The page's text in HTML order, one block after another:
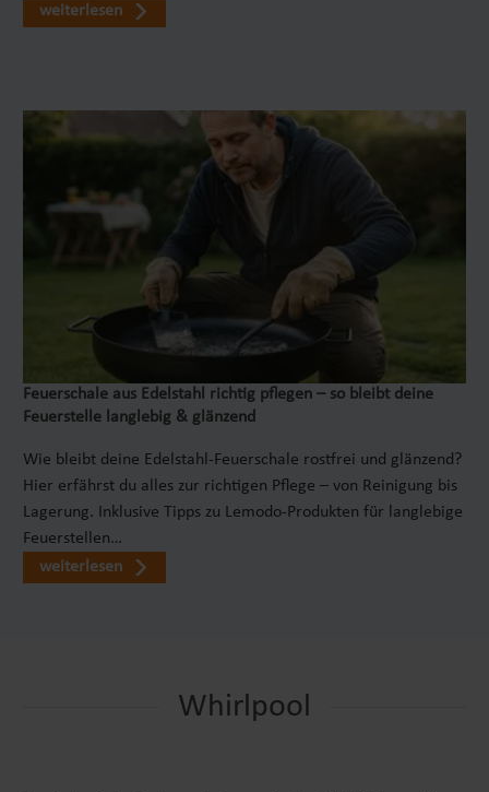
weiterlesen
Feuerschale aus Edelstahl richtig pflegen – so bleibt deine
Feuerstelle langlebig & glänzend
Wie bleibt deine Edelstahl-Feuerschale rostfrei und glänzend?
Hier erfährst du alles zur richtigen Pflege – von Reinigung bis
Lagerung. Inklusive Tipps zu Lemodo-Produkten für langlebige
Feuerstellen…
weiterlesen
Whirlpool